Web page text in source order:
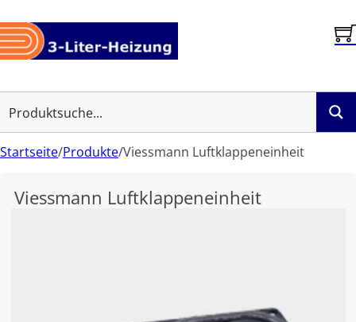
Startseite/Produkte/Viessmann Luftklappeneinheit
Viessmann Luftklappeneinheit